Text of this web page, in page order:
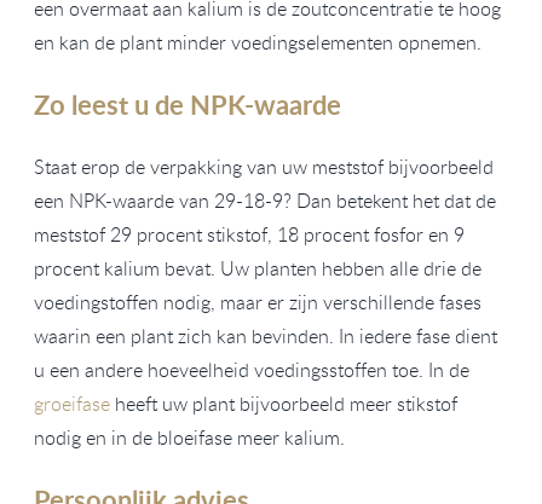
een overmaat aan kalium is de zoutconcentratie te hoog
en kan de plant minder voedingselementen opnemen.
Zo leest u de NPK-waarde
Staat erop de verpakking van uw meststof bijvoorbeeld
een NPK-waarde van 29-18-9? Dan betekent het dat de
meststof 29 procent stikstof, 18 procent fosfor en 9
procent kalium bevat. Uw planten hebben alle drie de
voedingstoffen nodig, maar er zijn verschillende fases
waarin een plant zich kan bevinden. In iedere fase dient
u een andere hoeveelheid voedingsstoffen toe. In de
groeifase heeft uw plant bijvoorbeeld meer stikstof
nodig en in de bloeifase meer kalium.